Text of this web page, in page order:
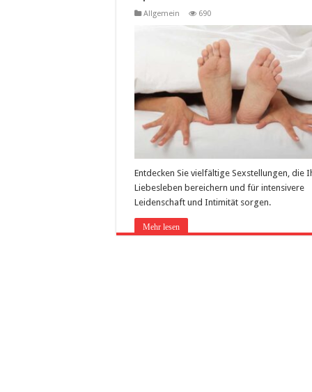
Allgemein 690
Entdecken Sie vielfältige Sexstellungen, die
Liebesleben bereichern und für intensivere
Leidenschaft und Intimität sorgen.
Mehr lesen